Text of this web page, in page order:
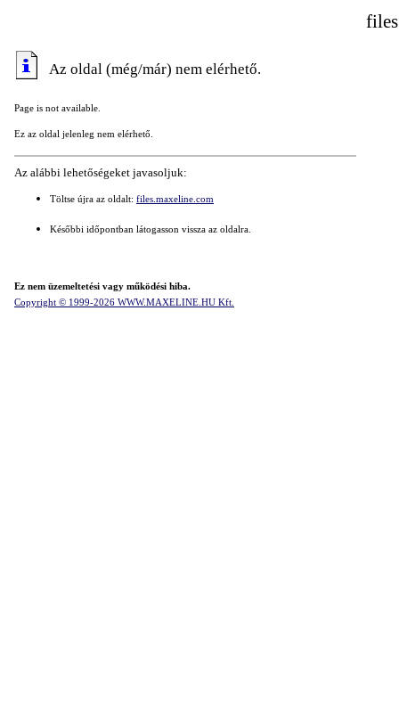
Az oldal (még/már) nem elérhető.
Page is not available.
Ez az oldal jelenleg nem elérhető.
Az alábbi lehetőségeket javasoljuk:
Töltse újra az oldalt: files.maxeline.com
Későbbi időpontban látogasson vissza az oldalra.
Ez nem üzemeltetési vagy működési hiba.
Copyright © 1999-2026 WWW.MAXELINE.HU Kft.